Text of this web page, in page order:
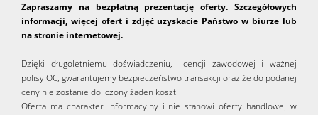
Zapraszamy na bezpłatną prezentację oferty. Szczegółowych
informacji, więcej ofert i zdjęć uzyskacie Państwo w biurze lub
na stronie internetowej.
Dzięki długoletniemu doświadczeniu, licencji zawodowej i ważnej
polisy OC, gwarantujemy bezpieczeństwo transakcji oraz że do podanej
ceny nie zostanie doliczony żaden koszt.
Oferta ma charakter informacyjny i nie stanowi oferty handlowej w